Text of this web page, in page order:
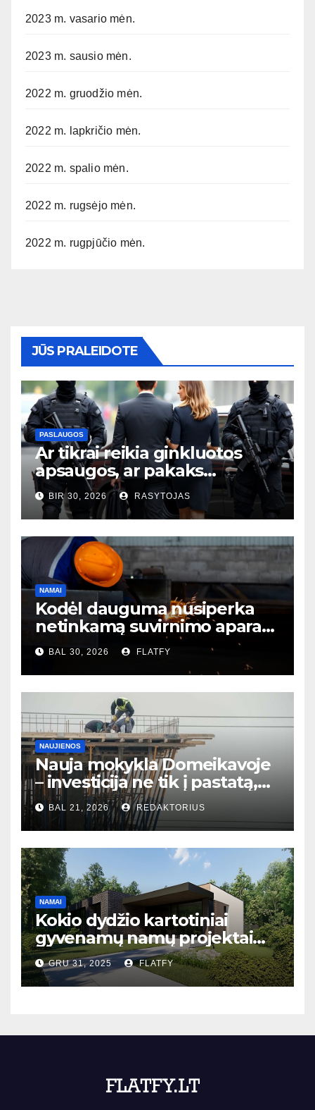
2023 m. vasario mėn.
2023 m. sausio mėn.
2022 m. gruodžio mėn.
2022 m. lapkričio mėn.
2022 m. spalio mėn.
2022 m. rugsėjo mėn.
2022 m. rugpjūčio mėn.
JŪS PRALEIDOTE
PASLAUGOS
Ar tikrai reikia ginkluotos
apsaugos, ar pakaks
išmaniųjų kamerų?
BIR 30, 2026 RASYTOJAS
NAMAI
Kodėl dauguma nusiperka
netinkamą suvirnimo aparatą
– ir to net nesupranta?
BAL 30, 2026 FLATFY
NAUJIENOS
Nauja mokykla Domeikavoje
– investicija ne tik į pastatą,
bet ir į bendruomenės ateitį
BAL 21, 2026 REDAKTORIUS
NAMAI
Kokio dydžio kartotiniai
gyvenamų namų projektai
populiariausi Lietuvoje?
GRU 31, 2025 FLATFY